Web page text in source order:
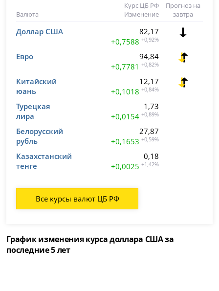
Валюта
Курс ЦБ РФ
Изменение
Прогноз на
завтра
Доллар США
82,17
+0,7588 +0,92%
Евро
94,84
+0,7781 +0,82%
Китайский
юань
12,17
+0,1018 +0,84%
Турецкая
лира
1,73
+0,0154 +0,89%
Белорусский
рубль
27,87
+0,1653 +0,59%
Казахстанский
тенге
0,18
+0,0025 +1,42%
Все курсы валют ЦБ РФ
График изменения курса доллара США за
последние 5 лет